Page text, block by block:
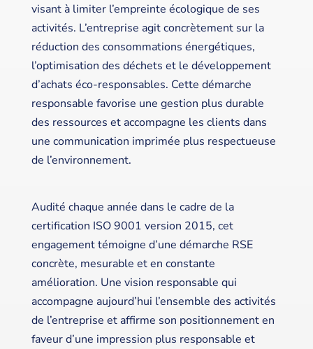
visant à limiter l’empreinte écologique de ses
activités. L’entreprise agit concrètement sur la
réduction des consommations énergétiques,
l’optimisation des déchets et le développement
d’achats éco-responsables. Cette démarche
responsable favorise une gestion plus durable
des ressources et accompagne les clients dans
une communication imprimée plus respectueuse
de l’environnement.
Audité chaque année dans le cadre de la
certification ISO 9001 version 2015, cet
engagement témoigne d’une démarche RSE
concrète, mesurable et en constante
amélioration. Une vision responsable qui
accompagne aujourd’hui l’ensemble des activités
de l’entreprise et affirme son positionnement en
faveur d’une impression plus responsable et